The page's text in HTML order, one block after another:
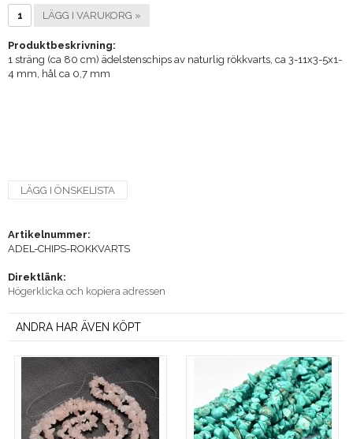
LÄGG I VARUKORG »
Produktbeskrivning:
1 sträng (ca 80 cm) ädelstenschips av naturlig rökkvarts, ca 3-11x3-5x1-
4 mm, hål ca 0,7 mm
LÄGG I ÖNSKELISTA
Artikelnummer:
ADEL-CHIPS-ROKKVARTS
Direktlänk:
Högerklicka och kopiera adressen
ANDRA HAR ÄVEN KÖPT